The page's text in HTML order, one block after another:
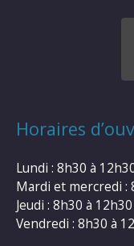
Horaires
Lundi : 8h30 à
Mardi et mercredi :
Jeudi : 8h30 à
Vendredi : 8h30 à